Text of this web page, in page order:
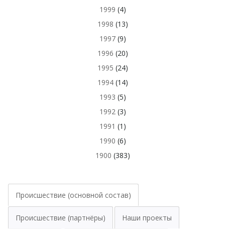
1999 (4)
1998 (13)
1997(9)
1996 (20)
1995 (24)
1994(14)
1993 (5)
1992 (3)
1991 (1)
1990 (6)
1900 (383)
Происшествие (основной состав)
Происшествие (партнёры) Наши проекты